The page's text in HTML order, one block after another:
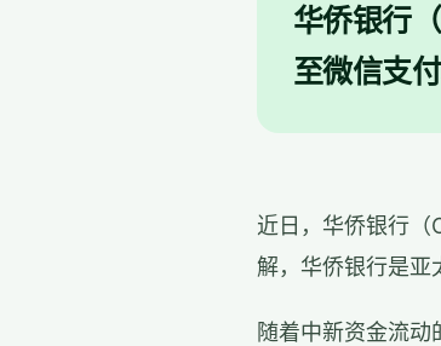
华侨银行
至微信支
近日，华侨银行（
解，华侨银行是亚
随着中新资金流